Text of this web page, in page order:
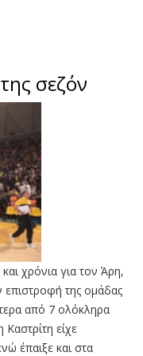
σεζόν
χρόνια για τον Άρη,
της ομάδας
από 7 ολόκληρα
είχε
έπαιξε και στα